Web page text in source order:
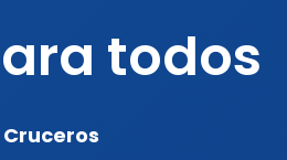
todos
Cruceros